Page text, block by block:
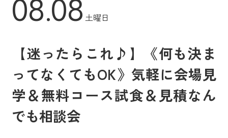
08.08 土曜日
【迷ったらこれ♪】《何も決ま
ってなくてもOK》気軽に会場見
学＆無料コース試食＆見積なん
でも相談会